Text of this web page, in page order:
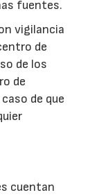
fuentes.
vigilancia
de
de los
de
de que
cuentan